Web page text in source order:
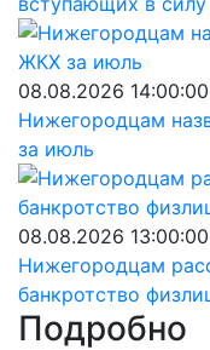
08.08.2026 14:00:00
Нижегородцам
за июль
08.08.2026 13:00:00
Нижегородцам
банкротство
Подробно